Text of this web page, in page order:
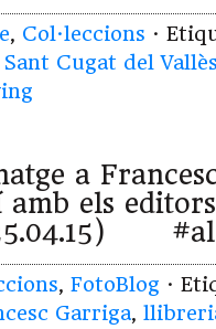
, Col·leccions ·
Cugat del
a
amb els
, FotoBlog ·
Garriga,